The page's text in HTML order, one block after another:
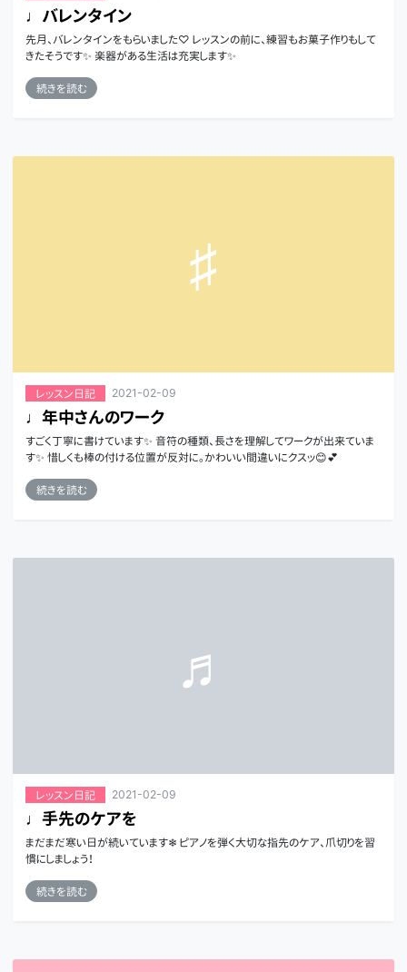
♩バレンタイン
先月、バレンタインをもらいました♡ レッスンの前に、練習もお菓子作りもして
きたそうです✨ 楽器がある生活は充実します✨
続きを読む
レッスン日記 2021-02-09
♩年中さんのワーク
すごく丁寧に書けています✨ 音符の種類、長さを理解してワークが出来ていま
す✨ 惜しくも棒の付ける位置が反対に。かわいい間違いにクスッ😊💕
続きを読む
レッスン日記 2021-02-09
♩手先のケアを
まだまだ寒い日が続いています❄ ピアノを弾く大切な指先のケア、爪切りを習
慣にしましょう！
続きを読む